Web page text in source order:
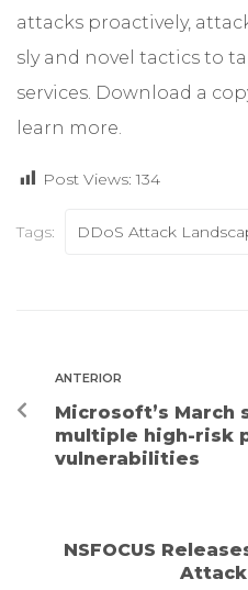
attacks proactively,
sly and novel tactics to
services. Download a
learn more.
Post Views: 134
Tags: DDoS Attack
ANTERIOR
Microsoft’s
multiple high-risk
vulnerabilities
NSFOCUS